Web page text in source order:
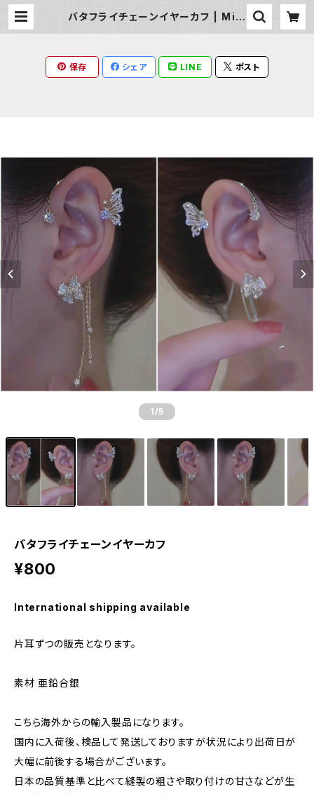
バタフライチェーンイヤーカフ | Milk
保存 シェア LINE ポスト
1 /5
バタフライチェーンイヤーカフ
¥800
International shipping available
片耳ずつの販売となります。
素材 亜鉛合銀
こちら海外からの輸入製品になります。
国内に入荷後、検品して発送しておりますが状況により出荷日が
大幅に前後する場合がございます。
日本の品質基準と比べて縫製の粗さや取り付けの甘さなどが生